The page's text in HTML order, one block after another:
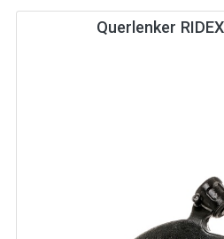
Querlenker